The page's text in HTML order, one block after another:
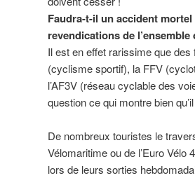
Faudra-t-il un accident
revendications de
Il est en effet rarissime que
(cyclisme sportif), la FFV
l’AF3V (réseau cyclable des
question ce qui montre bien
De nombreux touristes le
Vélomaritime ou de l’Euro
lors de leurs sorties